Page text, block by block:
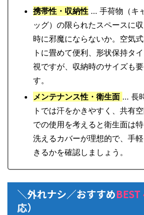
携帯性・収納性 … 手荷物（キ
ッグ）の限られたスペースに
時に邪魔にならないか。空気
トに畳めて便利、形状保持タ
視ですが、収納時のサイズも
す。
メンテナンス性・衛生面 … 長
トでは汗をかきやすく、共有
での使用を考えると衛生面は特
洗えるカバーが理想的で、手
きるかを確認しましょう。
＼外れナシ／おすすめBEST
応）